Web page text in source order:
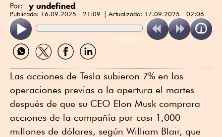
Por: y undefined
Publicado: 16.09.2025 - 21:09 Actualizado: 17.09.2025 - 02:06
ReadSpeaker
Compartir
por
Compartir
por
Compartir
por
Compartir
por
Las acciones de Tesla subieron 7% en las
operaciones previas a la apertura el martes
después de que su CEO Elon Musk comprara
acciones de la compañía por casi 1,000
millones de dólares, según William Blair, que